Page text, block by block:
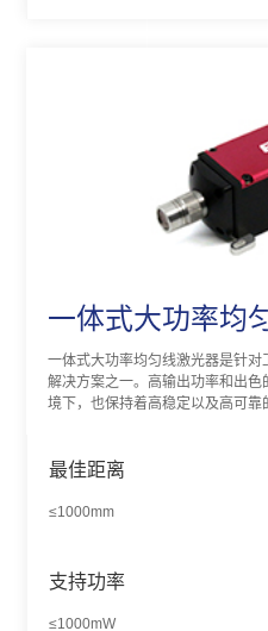
一体式大功率均
一体式大功率均匀线激光器是针
解决方案之一。高输出功率和出
境下，也保持着高稳定以及高可靠
最佳距离
≤1000mm
支持功率
≤1000mW